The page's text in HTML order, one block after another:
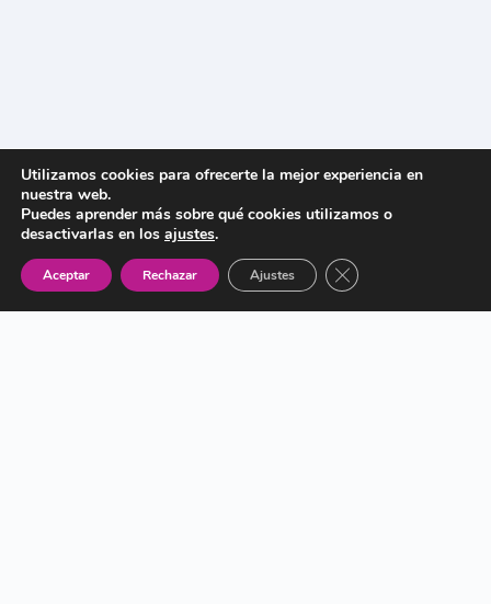
Utilizamos cookies para ofrecerte la mejor experiencia en
nuestra web.
Puedes aprender más sobre qué cookies utilizamos o
desactivarlas en los ajustes.
Aceptar Rechazar Ajustes Cerrar el banner de